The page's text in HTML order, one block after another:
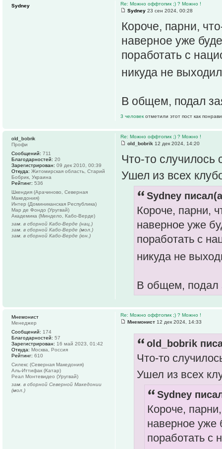
Re: Можно оффтопик ;) ? Можно !
Sydney 23 сен 2024, 00:28
Короче, парни,
наверное уже
поработать с
никуда не
В общем, подал
3 человек отметили этот пост как
Sydney
Re: Можно оффтопик ;) ? Можно !
old_bobrik 12 дек 2024, 14:20
Что-то
Ушел из всех
Sydney
Короче, парни,
наверное уже
поработать с
никуда не
В общем, подал
old_bobrik
Профи
Сообщений: 711
Благодарностей: 20
Зарегистрирован: 09 дек 2010, 00:39
Откуда: Житомирская область, Старий
Бобрик, Украина
Рейтинг: 536
Шкендия (Арачиново, Северная
Македония)
Интер (Доминиканская Республика)
Мар де Фондо (Уругвай)
Академика (Миндело, Кабо-Верде)
зам. в сборной Кабо-Верде (нац.)
зам. в сборной Кабо-Верде (мол.)
зам. в сборной Кабо-Верде (юн.)
Re: Можно оффтопик ;) ? Можно !
Мнемонист 12 дек 2024, 14:33
old_bobrik
Что-то
Ушел из всех
Sydney
Короче,
наверное уже
поработать с
Мнемонист
Менеджер
Сообщений: 174
Благодарностей: 57
Зарегистрирован: 16 май 2023, 01:42
Откуда: Москва, Россия
Рейтинг: 610
Силекс (Северная Македония)
Аль-Иттифак (Катар)
Реал Монтевидео (Уругвай)
зам. в сборной Северной Македонии
(мол.)